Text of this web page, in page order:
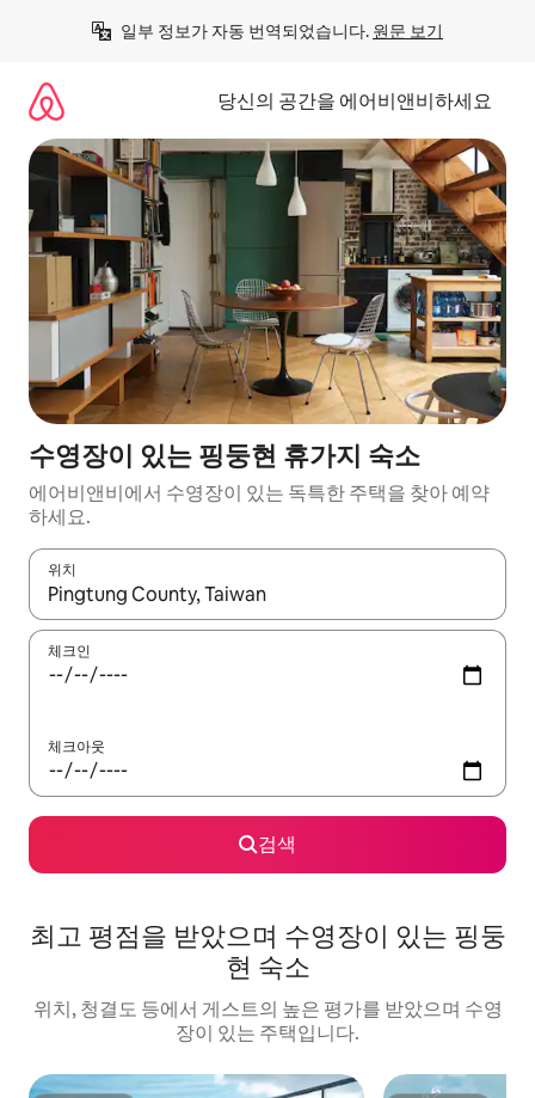
일부 정보가 자동 번역되었습니다. 원문 보기
당신의 공간을 에어비앤비하세요
수영장이 있는 핑둥현 휴가지 숙소
에어비앤비에서 수영장이 있는 독특한 주택을 찾아 예약
하세요.
위치
결과가 나오면 위·아래 화살표 키를 사용하거나 터치 또는 스와이
체크인
체크아웃
검색
최고 평점을 받았으며 수영장이 있는 핑둥
현 숙소
위치, 청결도 등에서 게스트의 높은 평가를 받았으며 수영
장이 있는 주택입니다.